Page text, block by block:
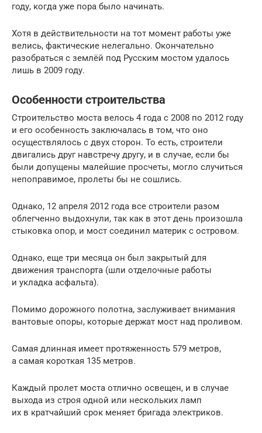
году, когда уже пора было начинать.
Хотя в действительности на тот момент работы уже
велись, фактические нелегально. Окончательно
разобраться с землёй под Русским мостом удалось
лишь в 2009 году.
Особенности строительства
Строительство моста велось 4 года с 2008 по 2012 году
и его особенность заключалась в том, что оно
осуществлялось с двух сторон. То есть, строители
двигались друг навстречу другу, и в случае, если бы
были допущены малейшие просчеты, могло случиться
непоправимое, пролеты бы не сошлись.
Однако, 12 апреля 2012 года все строители разом
облегченно выдохнули, так как в этот день произошла
стыковка опор, и мост соединил материк с островом.
Однако, еще три месяца он был закрытый для
движения транспорта (шли отделочные работы
и укладка асфальта).
Помимо дорожного полотна, заслуживает внимания
вантовые опоры, которые держат мост над проливом.
Самая длинная имеет протяженность 579 метров,
а самая короткая 135 метров.
Каждый пролет моста отлично освещен, и в случае
выхода из строя одной или нескольких ламп
их в кратчайший срок меняет бригада электриков.